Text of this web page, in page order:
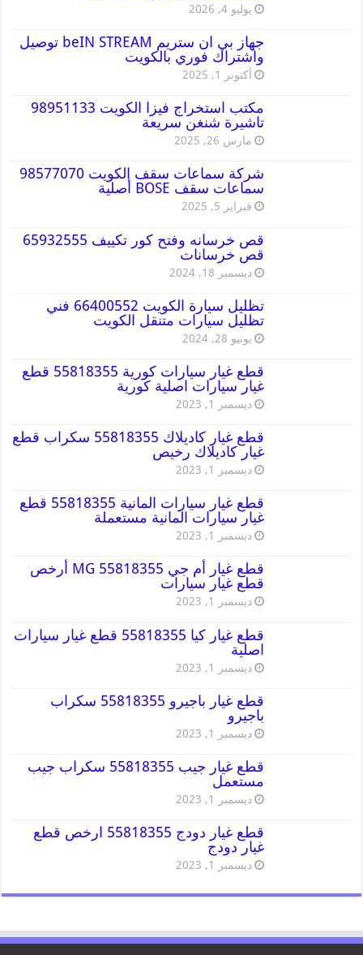
يوليو 4, 2026
جهاز بي ان ستريم beIN STREAM توصيل
واشتراك فوري بالكويت
أكتوبر 1, 2025
مكتب استخراج فيزا الكويت 98951133
تاشيرة شنغن سريعة
مارس 26, 2025
شركة سماعات سقف الكويت 98577070
سماعات سقف BOSE أصلية
فبراير 5, 2025
قص خرسانه وفتح كور تكييف 65932555
قص خرسانات
ديسمبر 18, 2024
تظليل سيارة الكويت 66400552 فني
تظليل سيارات متنقل الكويت
يونيو 28, 2024
قطع غيار سيارات كورية 55818355 قطع
غيار سيارات اصلية كورية
ديسمبر 1, 2023
قطع غيار كاديلاك 55818355 سكراب قطع
غيار كاديلاك رخيص
ديسمبر 1, 2023
قطع غيار سيارات المانية 55818355 قطع
غيار سيارات المانية مستعملة
ديسمبر 1, 2023
قطع غيار أم جي MG 55818355 أرخص
قطع غيار سيارات
ديسمبر 1, 2023
قطع غيار كيا 55818355 قطع غيار سيارات
اصلية
ديسمبر 1, 2023
قطع غيار باجيرو 55818355 سكراب
باجيرو
ديسمبر 1, 2023
قطع غيار جيب 55818355 سكراب جيب
مستعمل
ديسمبر 1, 2023
قطع غيار دودج 55818355 ارخص قطع
غيار دودج
ديسمبر 1, 2023